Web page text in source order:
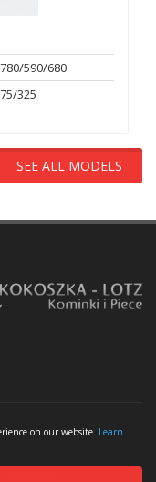
on our website. Learn
590/680
325
SEE ALL MODELS